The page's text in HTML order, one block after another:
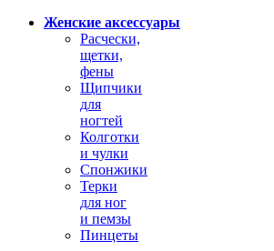
Женские аксессуары
Расчески,
щетки,
фены
Щипчики
для
ногтей
Колготки
и чулки
Спонжики
Терки
для ног
и пемзы
Пинцеты